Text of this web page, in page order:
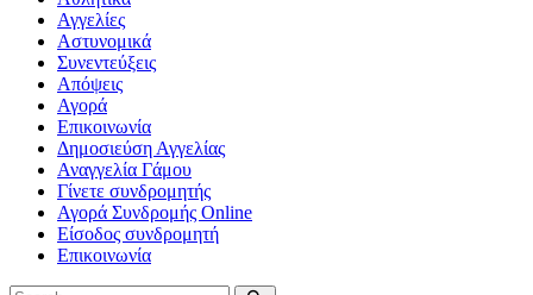
Αγγελίες
Αστυνομικά
Συνεντεύξεις
Απόψεις
Αγορά
Επικοινωνία
Δημοσιεύση Αγγελίας
Αναγγελία Γάμου
Γίνετε συνδρομητής
Αγορά Συνδρομής Online
Είσοδος συνδρομητή
Επικοινωνία